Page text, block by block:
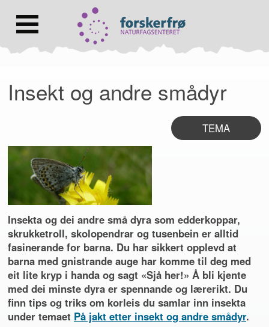
Hovedmeny
til
forsiden
Insekt og andre smådyr
TEMA
Insekta og dei andre små dyra som edderkoppar,
skrukketroll, skolopendrar og tusenbein er alltid
fasinerande for barna. Du har sikkert opplevd at
barna med gnistrande auge har komme til deg med
eit lite kryp i handa og sagt «Sjå her!» Å bli kjente
med dei minste dyra er spennande og lærerikt. Du
finn tips og triks om korleis du samlar inn insekta
under temaet På jakt etter insekt og andre smådyr.